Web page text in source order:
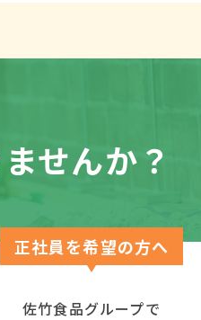
せんか？
正社員を希望の方へ
佐竹食品グループで